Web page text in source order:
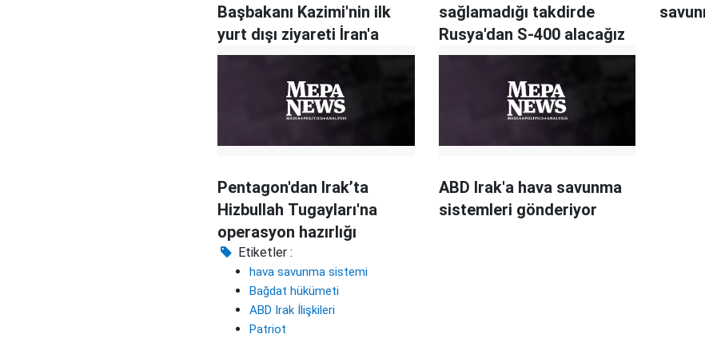
Başbakanı Kazimi'nin ilk
yurt dışı ziyareti İran'a
sağlamadığı takdirde
Rusya'dan S-400 alacağız
​Pentagon'dan Irak’ta
Hizbullah Tugayları'na
operasyon hazırlığı
ABD Irak'a hava savunma
sistemleri gönderiyor
Etiketler :
hava savunma sistemi
Bağdat hükümeti
ABD Irak İlişkileri
Patriot